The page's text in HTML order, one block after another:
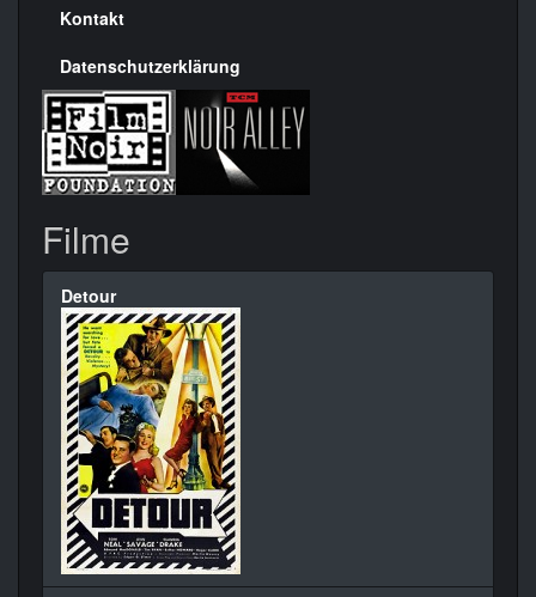
Kontakt
Datenschutzerklärung
Filme
Detour